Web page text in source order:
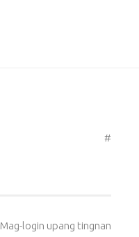
#
Mag-login upang tingnan